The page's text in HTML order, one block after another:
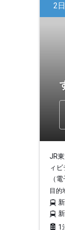
2
JR
ィ
（
目的
1